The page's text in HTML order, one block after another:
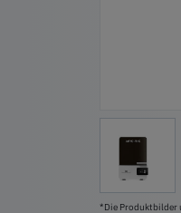
*Die Produktbilder